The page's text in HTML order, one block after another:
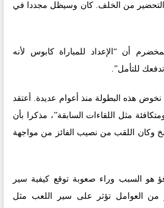
التحضير من الخلف. كان وسيظل مجددا في
أن “الإعداد للمباراة كابوس لأنه
تدفعك للتأمل”.
نخوض هذه البطولة منذ أعوام عديدة. أعتقد
مثل اللقاءات السابقة”، مذكرا بأن
التقيا في آخر 3 نسخ وكان اللقب من نصيب الفائز من مواجهة
هو السبب وراء صعوبة توقع كيفية سير
من العوامل تؤثر على سير اللعب مثل